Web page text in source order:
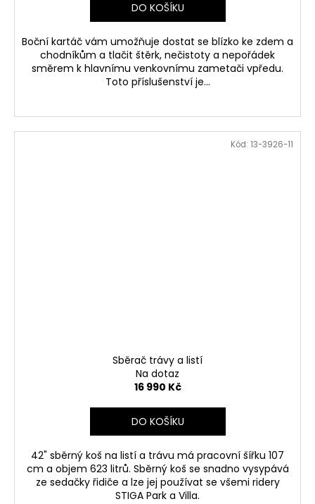
DO KOŠÍKU
Boční kartáč vám umožňuje dostat se blízko ke zdem a
chodníkům a tlačit štěrk, nečistoty a nepořádek
směrem k hlavnímu venkovnímu zametači vpředu.
Toto příslušenství je...
Sběrač trávy a listí
Na dotaz
16 990 Kč
DO KOŠÍKU
42" sběrný koš na listí a trávu má pracovní šířku 107
cm a objem 623 litrů. Sběrný koš se snadno vysypává
ze sedačky řidiče a lze jej používat se všemi ridery
STIGA Park a Villa.
Kód: 13-3926-11